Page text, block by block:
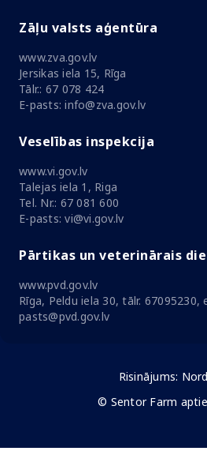
Zāļu valsts aģentūra
www.zva.gov.lv
Jersikas iela 15, Rīga
Tālr.: 67 078 424
E-pasts: info@zva.gov.lv
Veselības inspekcija
www.vi.gov.lv
Talejas iela 1, Riga
Tel. Nr.: 67 081 600
E-pasts: vi@vi.gov.lv
Pārtikas un veterinārais
www.pvd.gov.lv
Rīga, Peldu iela 30, tālr. 67095230,
pasts@pvd.gov.lv
Risinājums:
© Sentor Farm